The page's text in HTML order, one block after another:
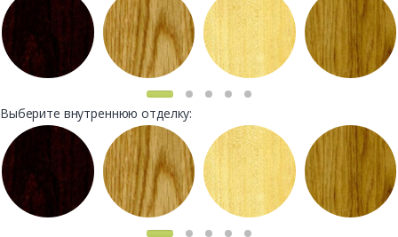
Выберите внутреннюю отделку: